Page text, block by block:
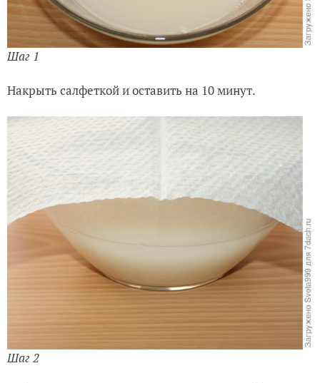
Шаг 1
Накрыть салфеткой и оставить на 10 минут.
Шаг 2